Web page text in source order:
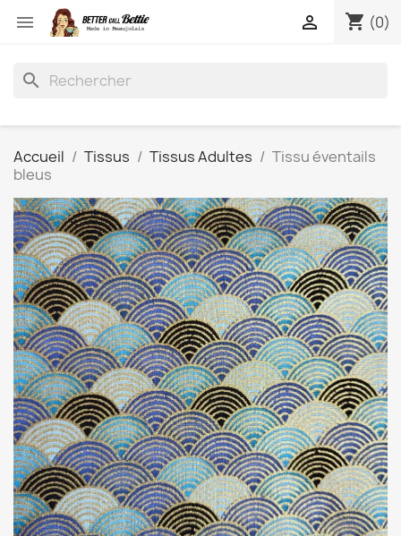
 shopping_cart (0)

search
Accueil Tissus Tissus Adultes
Tissu éventails
bleus